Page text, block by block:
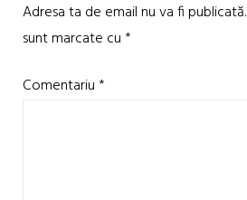
Adresa ta de email nu va fi publicată.
sunt marcate cu*
Comentariu*